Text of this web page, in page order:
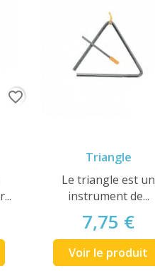
favorite_border
Triangle
Le triangle est un
instrument de...
7,75 €
Voir le produit